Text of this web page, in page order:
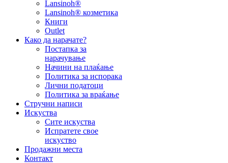
Lansinoh®
Lansinoh® козметика
Книги
Outlet
Како да нарачате?
Постапка за
нарачување
Начини на плаќање
Политика за испорака
Лични податоци
Политика за враќање
Стручни написи
Искуства
Сите искуства
Испратете свое
искуство
Продажни места
Контакт